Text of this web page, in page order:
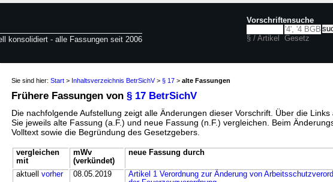
konsolidiert - alle Fassungen seit 2006
Vorschriftensuche
§ / Artikel Gesetz
Sie sind hier: Start > Inhaltsverzeichnis BetrSichV> § 17 > alte Fassungen
Frühere Fassungen von § 17 BetrSichV
Die nachfolgende Aufstellung zeigt alle Änderungen dieser Vorschrift. Über die Links
Sie jeweils alte Fassung (a.F.) und neue Fassung (n.F.) vergleichen. Beim
Volltext sowie die Begründung des Gesetzgebers.
vergleichen
mit
mWv
(verkündet)
neue Fassung durch
aktuell vorher 08.05.2019
Artikel 1 Verordnung zur Änderung von